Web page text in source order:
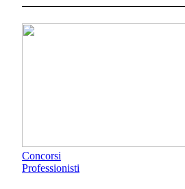
Concorsi
Professionisti